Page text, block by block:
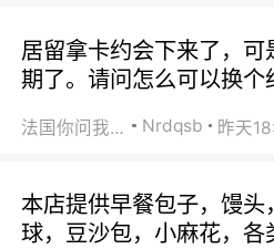
居留拿卡约会下来了，
期了。请问怎么可以换个
法国你问我答 Nrdqsb 昨天
本店提供早餐包子，馒
球，豆沙包，小麻花，各